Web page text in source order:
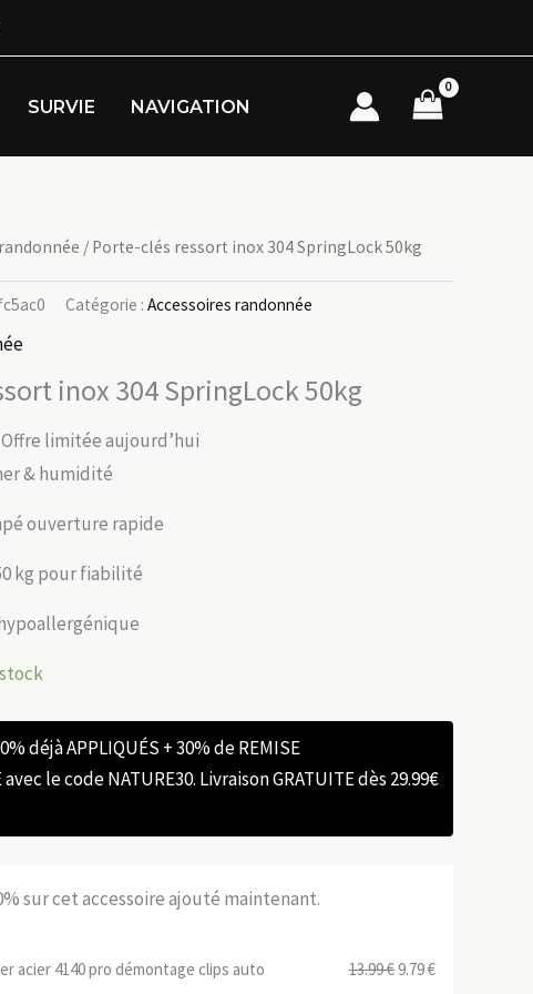
SURVIE NAVIGATION
/ Porte-clés ressort inox 304 SpringLock 50kg
Catégorie : Accessoires randonnée
inox 304 SpringLock 50kg
limitée aujourd’hui
& humidité
ouverture rapide
kg pour fiabilité
déjà APPLIQUÉS + 30% de REMISE
avec le code NATURE30. Livraison GRATUITE dès 29.99€
sur cet accessoire ajouté maintenant.
acier 4140 pro démontage clips auto 13.99€Le
9.79€Le